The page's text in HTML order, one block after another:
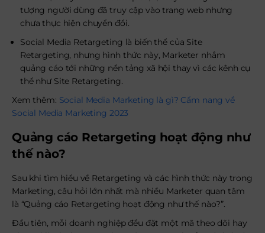
tượng người dùng đã truy cập vào trang web nhưng
chưa thực hiện chuyển đổi.
Social Media Retargeting là biến thể của Site
Retargeting, nhưng hình thức này, Marketer nhắm
quảng cáo tới những nền tảng xã hội thay vì các kênh cụ
thể như Site Retargeting.
Xem thêm: Social Media Marketing là gì? Cẩm nang về
Social Media Marketing 2023
Quảng cáo Retargeting hoạt động như
thế nào?
Sau khi tìm hiểu về Retargeting và các hình thức này trong
Marketing, câu hỏi lớn nhất mà nhiều Marketer quan tâm
là “Quảng cáo Retargeting hoạt động như thế nào?”.
Đầu tiên, mỗi doanh nghiệp đều đặt một mã theo dõi hay